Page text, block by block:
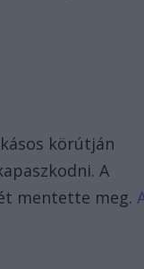
körútján
A
mentette meg.